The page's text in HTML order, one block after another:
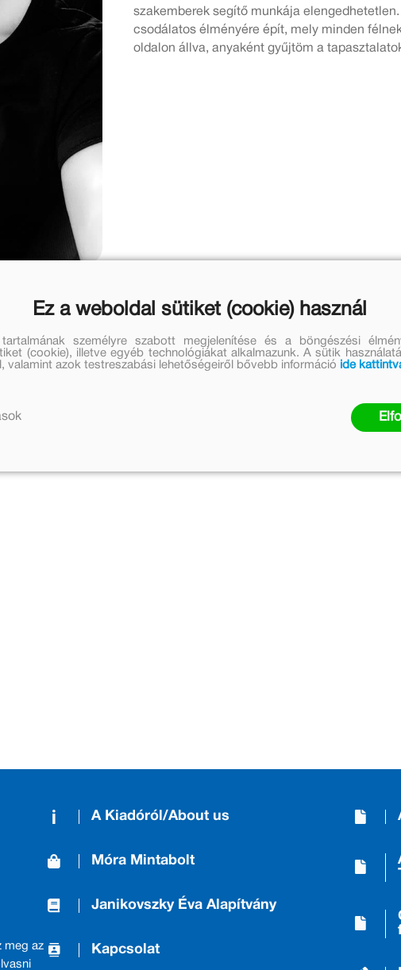
szakemberek segítő munkája
csodálatos élményére épít, mely minden
oldalon állva, anyaként gyűjtöm a
meg az
A Kiadóról/About us
Móra Mintabolt
Janikovszky Éva Alapítvány
Kapcsolat
Ez a weboldal sütiket (cookie) használ
tartalmának személyre szabott megjelenítése és a böngészési
(cookie), illetve egyéb technológiákat alkalmazunk. A sütik
valamint azok testreszabási lehetőségeiről bővebb információ ide